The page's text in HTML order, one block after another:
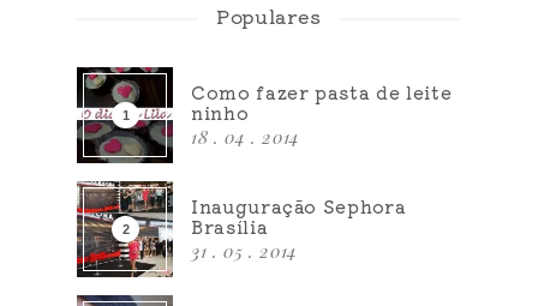
Populares
Como fazer pasta de leite
ninho
18 . 04 . 2014
Inauguração Sephora
Brasília
31 . 05 . 2014